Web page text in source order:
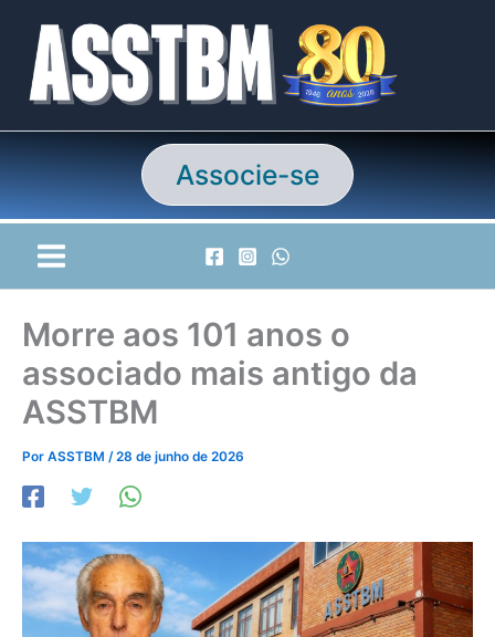
conteúdo
Associe-se
Morre aos 101 anos o
associado mais antigo da
ASSTBM
Por ASSTBM /28 de junho de 2026